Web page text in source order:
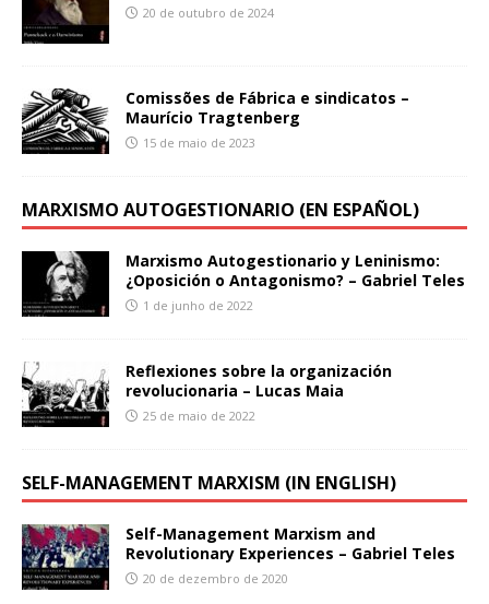
20 de outubro de 2024
Comissões de Fábrica e sindicatos –
Maurício Tragtenberg
15 de maio de 2023
MARXISMO AUTOGESTIONARIO (EN ESPAÑOL)
Marxismo Autogestionario y Leninismo:
¿Oposición o Antagonismo? – Gabriel Teles
1 de junho de 2022
Reflexiones sobre la organización
revolucionaria – Lucas Maia
25 de maio de 2022
SELF-MANAGEMENT MARXISM (IN ENGLISH)
Self-Management Marxism and
Revolutionary Experiences – Gabriel Teles
20 de dezembro de 2020